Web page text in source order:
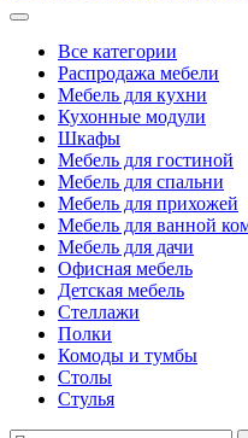
Все категории
Распродажа мебели
Мебель для кухни
Кухонные модули
Шкафы
Мебель для гостиной
Мебель для спальни
Мебель для прихожей
Мебель для ванной
Мебель для дачи
Офисная мебель
Детская мебель
Стеллажи
Полки
Комоды и тумбы
Столы
Стулья